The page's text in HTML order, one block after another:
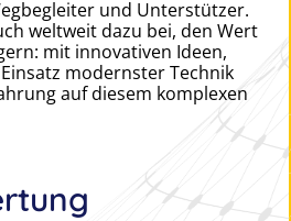
und Unterstützer.
weltweit dazu bei, den Wert
mit innovativen Ideen,
modernster Technik
auf diesem komplexen